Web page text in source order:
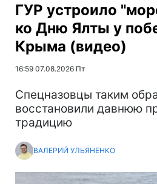
ГУР устроило
ко Дню Ялты у
Крыма (видео)
16:59 07.08.2026 Пт
Спецназовцы таким
восстановили давнюю
традицию
ВАЛЕРИЙ УЛЬЯНЕНКО